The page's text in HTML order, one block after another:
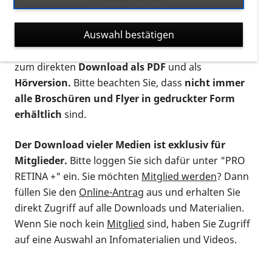
nach Flyern und Broschüren, Audios oder Videos zu
suchen. Die meisten Flyer und Broschüren werden in
verschiedenen Formaten angeboten: zur
postalischen Bestellung als gedruckte Variante
zum direktenDownload als PDFund als
Hörversion. Bitte beachten Sie, dass nicht immer
alle Broschüren und Flyer in gedruckter Form
erhältlich sind.
Der Download vieler Medien ist exklusiv für
Mitglieder. Bitte loggen Sie sich dafür unter "PRO
RETINA +" ein. Sie möchten Mitglied werden? Dann
füllen Sie den Online-Antrag aus und erhalten Sie
direkt Zugriff auf alle Downloads und Materialien.
Wenn Sie noch kein Mitglied sind, haben Sie Zugriff
auf eine Auswahl an Infomaterialien und Videos.
Auswahl bestätigen